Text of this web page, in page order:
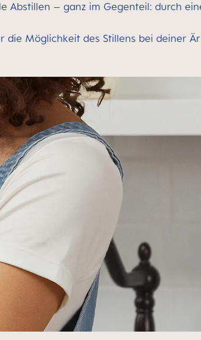
Abstillen – ganz im Gegenteil: durch
die Möglichkeit des Stillens bei deiner